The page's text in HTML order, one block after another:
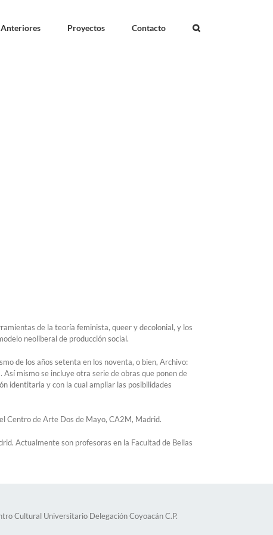
Proyectos Contacto
de la teoría feminista, queer y decolonial, y los
neoliberal de producción social.
de los años setenta en los noventa, o bien, Archivo:
mismo se incluye otra serie de obras que ponen de
identitaria y con la cual ampliar las posibilidades
Centro de Arte Dos de Mayo, CA2M, Madrid.
Actualmente son profesoras en la Facultad de Bellas
Cultural Universitario Delegación Coyoacán C.P.